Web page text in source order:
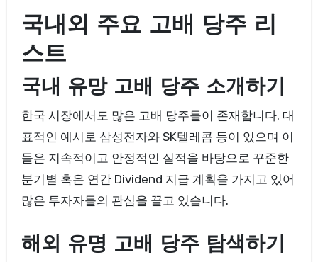
국내외 주요 고배 당주 리
스트
국내 유망 고배 당주 소개하기
한국 시장에서도 많은 고배 당주들이 존재합니다. 대
표적인 예시로 삼성전자와 SK텔레콤 등이 있으며 이
들은 지속적이고 안정적인 실적을 바탕으로 꾸준한
분기별 혹은 연간 Dividend 지급 계획을 가지고 있어
많은 투자자들의 관심을 끌고 있습니다.
해외 유명 고배 당주 탐색하기